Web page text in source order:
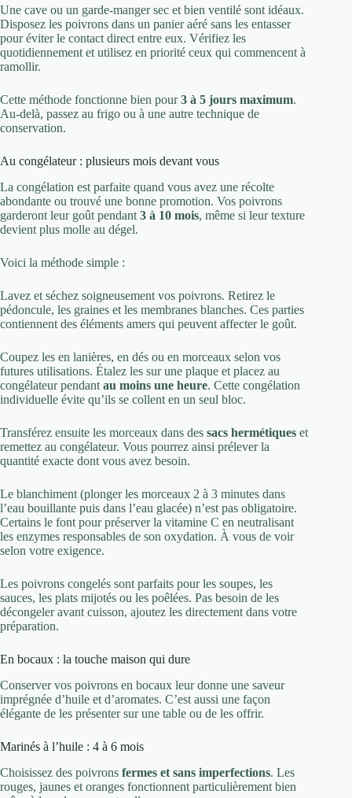
Une cave ou un garde-manger sec et bien ventilé sont idéaux.
Disposez les poivrons dans un panier aéré sans les entasser
pour éviter le contact direct entre eux. Vérifiez les
quotidiennement et utilisez en priorité ceux qui commencent à
ramollir.
Cette méthode fonctionne bien pour3 à 5 jours maximum.
Au-delà, passez au frigo ou à une autre technique de
conservation.
Au congélateur : plusieurs mois devant vous
La congélation est parfaite quand vous avez une récolte
abondante ou trouvé une bonne promotion. Vos poivrons
garderont leur goût pendant 3 à 10 mois, même si leur texture
devient plus molle au dégel.
Voici la méthode simple :
Lavez et séchez soigneusement vos poivrons. Retirez le
pédoncule, les graines et les membranes blanches. Ces parties
contiennent des éléments amers qui peuvent affecter le goût.
Coupez les en lanières, en dés ou en morceaux selon vos
futures utilisations. Étalez les sur une plaque et placez au
congélateur pendant au moins une heure. Cette congélation
individuelle évite qu’ils se collent en un seul bloc.
Transférez ensuite les morceaux dans des sacs hermétiques et
remettez au congélateur. Vous pourrez ainsi prélever la
quantité exacte dont vous avez besoin.
Le blanchiment (plonger les morceaux 2 à 3 minutes dans
l’eau bouillante puis dans l’eau glacée) n’est pas obligatoire.
Certains le font pour préserver la vitamine C en neutralisant
les enzymes responsables de son oxydation. À vous de voir
selon votre exigence.
Les poivrons congelés sont parfaits pour les soupes, les
sauces, les plats mijotés ou les poêlées. Pas besoin de les
décongeler avant cuisson, ajoutez les directement dans votre
préparation.
En bocaux : la touche maison qui dure
Conserver vos poivrons en bocaux leur donne une saveur
imprégnée d’huile et d’aromates. C’est aussi une façon
élégante de les présenter sur une table ou de les offrir.
Marinés à l’huile : 4 à 6 mois
Choisissez des poivrons fermes et sans imperfections. Les
rouges, jaunes et oranges fonctionnent particulièrement bien